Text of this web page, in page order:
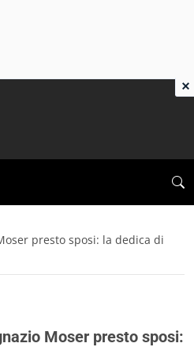
presto sposi: la dedica di
Moser presto sposi:
×